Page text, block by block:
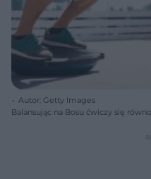
Autor: Getty Images
Balansując na Bosu ćwiczy się